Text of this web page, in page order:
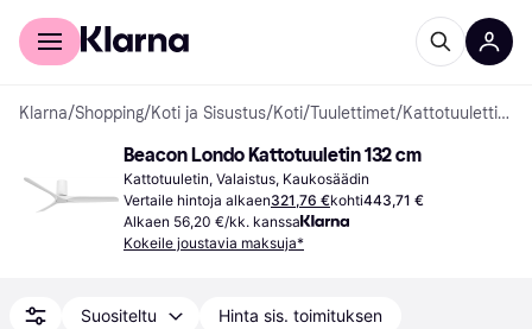
Kuluttajille
Klarna/Shopping/Koti ja Sisustus/Koti/Tuulettimet/ Kattotuulettimet
Beacon Londo Kattotuuletin 132 cm
Kattotuuletin, Valaistus, Kaukosäädin
Vertaile hintoja alkaen321,76 €kohti443,71 €
Alkaen 56,20 €/kk. kanssa
Kokeile joustavia maksuja*
Suositeltu Hinta sis. toimituksen